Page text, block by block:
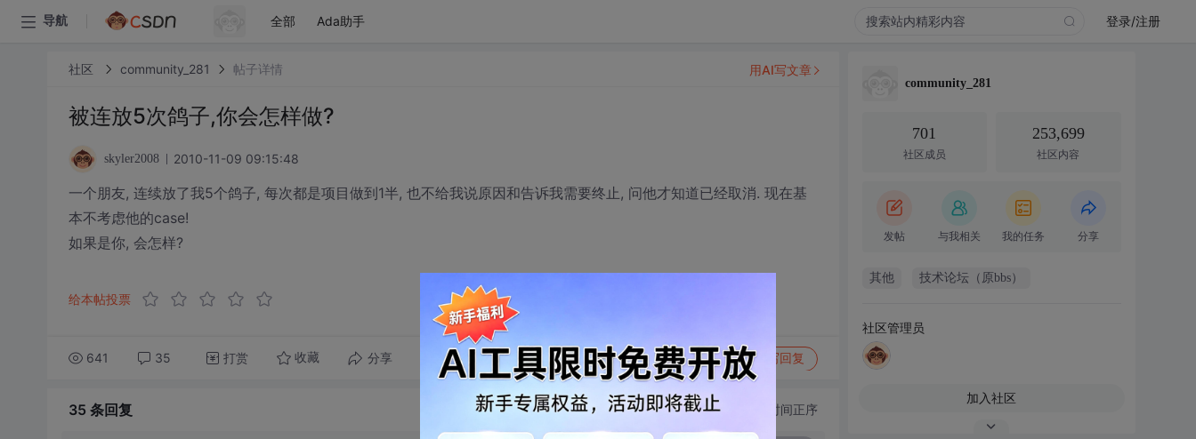
导航 全部 Ada助手 登录/注册
社区 community_281 帖子详情
被连放5次鸽子,你会怎样做?
skyler2008 2010-11-09 09:15:48
一个朋友, 连续放了我5个鸽子, 每次都是项目做到1半, 也不给我说原因和告诉我需要终止, 问他才知道已经取消. 现在基
本不考虑他的case!
如果是你, 会怎样?
给本帖投票
641 35 打赏 收藏 分享 转发到动态 举报 写回复
用AI写文章
35 条回复 切换为时间正序
community_281
701
社区成员
253,699
社区内容
发帖 与我相关 我的任务 分享
其他 技术论坛（原bbs）
社区管理员
加入社区